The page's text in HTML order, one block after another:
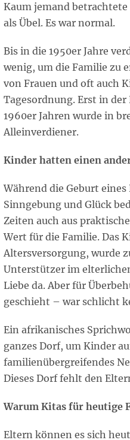
Kaum jemand
als Übel. Es war normal.
Bis in die 1950er Jahre
wenig, um die Familie zu
von Frauen und oft auch
Tagesordnung. Erst in
1960er Jahren wurde in
Alleinverdiener.
Kinder hatten einen
Während die Geburt
Sinngebung und Glück
Zeiten auch aus
Wert für die Familie. Das
Altersversorgung, wurde
Unterstützer im
Liebe da. Aber für
geschieht – war schlicht
Ein afrikanisches
ganzes Dorf, um Kinder
familienübergreifendes
Dieses Dorf fehlt den
Warum Kitas für heutige
Eltern können es sich